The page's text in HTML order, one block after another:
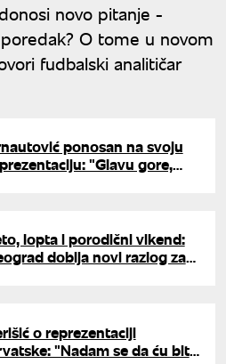
novo pitanje -
O tome u novom
fudbalski analitičar
ponosan na svoju
"Glavu gore,
lopta i porodični vikend:
dobija novi razlog za
o reprezentaciji
"Nadam se da ću biti